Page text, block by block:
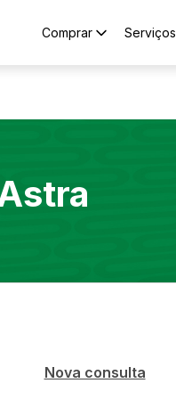
Comprar Serviços
Nova consulta